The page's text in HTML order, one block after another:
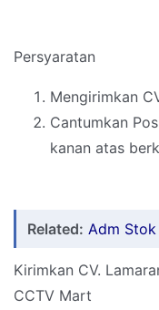
Persyaratan
Mengirimkan
Cantumkan
kanan atas
Related: Adm Stok
Kirimkan CV.
CCTV Mart